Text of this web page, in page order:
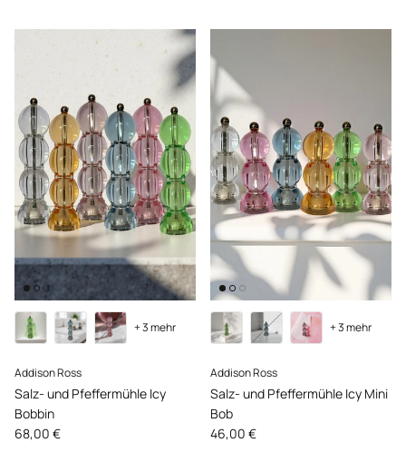
Addison Ross
Salz- und Pfeffermühle Icy
Bobbin
Normaler Preis
68,00 €
+ 3 mehr
Addison Ross
Salz- und Pfeffermühle Icy Mini
Bob
Normaler Preis
46,00 €
+ 3 mehr